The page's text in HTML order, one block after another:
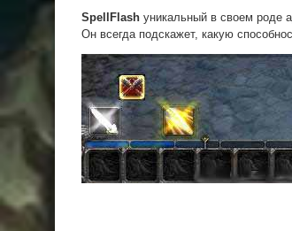
SpellFlash уникальный в своем роде
Он всегда подскажет, какую